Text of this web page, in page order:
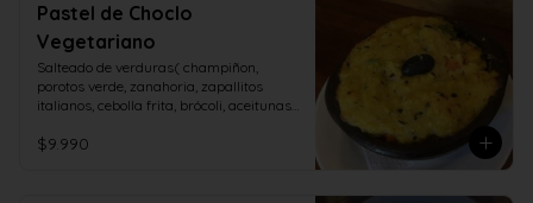
Pastel de Choclo
Vegetariano
Salteado de verduras( champiñon,
porotos verde, zanahoria, zapallitos
italianos, cebolla frita, brócoli, aceitunas,
$9.990